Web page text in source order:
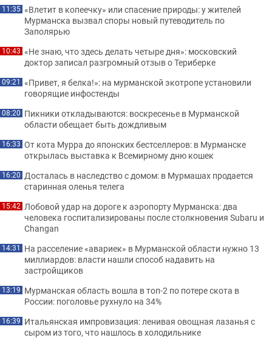
11:35 «Влетит в копеечку» или спасение природы: у жителей
Мурманска вызвал споры новый путеводитель по
Заполярью
10:43 «Не знаю, что здесь делать четыре дня»: московский
доктор записал разгромный отзыв о Териберке
09:21 «Привет, я белка!»: на мурманской экотропе установили
говорящие инфостенды
08:20 Пикники откладываются: воскресенье в Мурманской
области обещает быть дождливым
16:33 От кота Мурра до японских бестселлеров: в Мурманске
открылась выставка к Всемирному дню кошек
16:20 Досталась в наследство с домом: в Мурмашах продается
старинная оленья телега
15:42 Лобовой удар на дороге к аэропорту Мурманска: два
человека госпитализированы после столкновения Subaru и
Changan
14:31 На расселение «авариек» в Мурманской области нужно 13
миллиардов: власти нашли способ надавить на
застройщиков
13:19 Мурманская область вошла в топ-2 по потере скота в
России: поголовье рухнуло на 34%
16:39 Итальянская импровизация: ленивая овощная лазанья с
сыром из того, что нашлось в холодильнике